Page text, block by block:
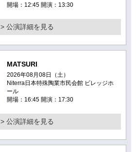
開場：12:45 開演：13:30
> 公演詳細を見る
MATSURI
2026年08月08日（土）
Niterra日本特殊陶業市民会館 ビレッジホ
ール
開場：16:45 開演：17:30
> 公演詳細を見る